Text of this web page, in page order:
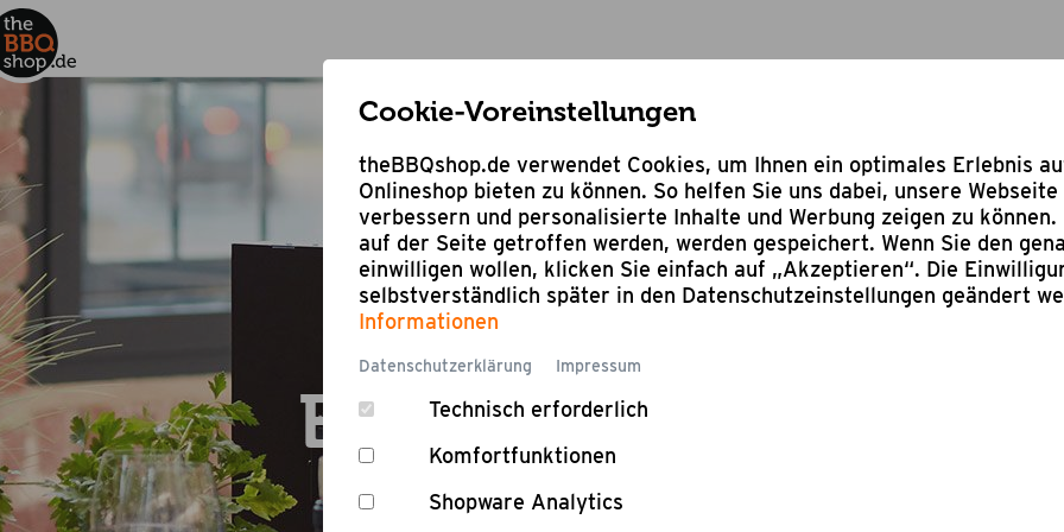
Elektro
Cookie-Voreinstellungen
theBBQshop.de verwendet Cookies, um Ihnen ein optimales Erlebnis
Onlineshop bieten zu können. So helfen Sie uns dabei, unsere
verbessern und personalisierte Inhalte und Werbung zeigen zu
auf der Seite getroffen werden, werden gespeichert. Wenn Sie den
einwilligen wollen, klicken Sie einfach auf „Akzeptieren“. Die
selbstverständlich später in den Datenschutzeinstellungen geändert
Informationen
Datenschutzerklärung Impressum
Technisch erforderlich
Komfortfunktionen
Shopware Analytics